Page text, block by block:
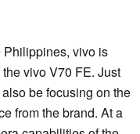
Philippines, vivo is
vivo V70 FE. Just
be focusing on the
from the brand. At a